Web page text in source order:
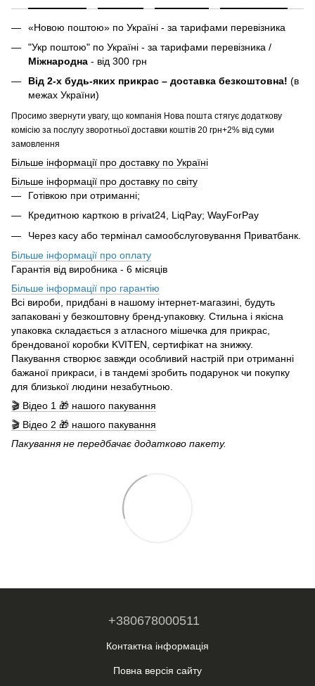
«Новою поштою» по Україні - за тарифами перевізника
"Укр поштою" по Україні - за тарифами перевізника /
Міжнародна - від 300 грн
Від 2-х будь-яких прикрас – доставка безкоштовна! (в
межах України)
Просимо звернути увагу, що компанія Нова пошта стягує додаткову
комісію за послугу зворотньої доставки коштів 20 грн+2% від суми
замовлення
Більше інформації про доставку по Україні
Більше інформації про доставку по світу
Готівкою при отриманні;
Кредитною карткою в privat24, LiqPay; WayForPay
Через касу або термінал самообслуговування Приватбанк.
Більше інформації про оплату
Гарантія від виробника - 6 місяців
Більше інформації про гарантію
Всі вироби, придбані в нашому інтернет-магазині, будуть
запаковані у безкоштовну бренд-упаковку. Стильна і якісна
упаковка складається з атласного мішечка для прикрас,
брендованої коробки KVITEN, сертифікат на знижку.
Пакування створює завжди особливий настрій при отриманні
бажаної прикраси, і в тандемі зробить подарунок чи покупку
для близької людини незабутньою.
🎬 Відео 1 🎁 нашого пакування
🎬 Відео 2 🎁 нашого пакування
Пакування не передбачає додатково пакету.
+380678000511
Контактна інформація
Повна версія сайту